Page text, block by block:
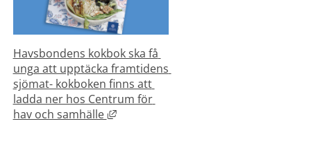
Havsbondens kokbok ska få
unga att upptäcka framtidens
sjömat- kokboken finns att
ladda ner hos Centrum för
hav och samhälle
Länk till annan webbplats, öppnas i